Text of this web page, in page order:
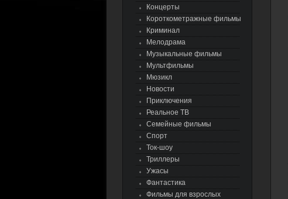
Концерты
Короткометражные фильмы
Криминал
Мелодрама
Музыкальные фильмы
Мультфильмы
Мюзикл
Новости
Приключения
Реальное ТВ
Семейные фильмы
Спорт
Ток-шоу
Триллеры
Ужасы
Фантастика
Фильмы для взрослых